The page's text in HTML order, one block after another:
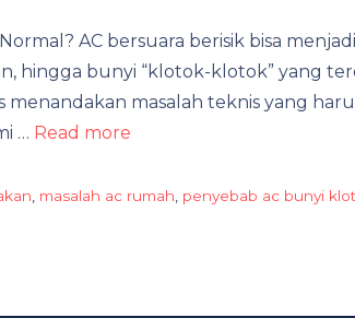
AC bersuara berisik bisa
hingga bunyi “klotok-klotok” yang
masalah teknis yang
… Read more
, masalah ac rumah, penyebab ac bunyi